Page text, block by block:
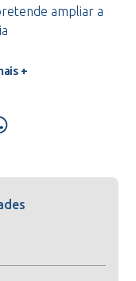
ampliar a
+